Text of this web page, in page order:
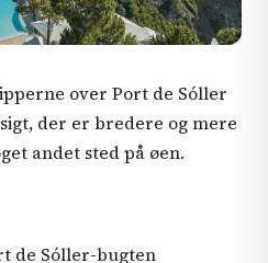
over Port de Sóller
der er bredere og mere
andet sted på øen.
de Sóller-bugten